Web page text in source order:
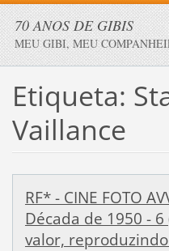
70 ANOS DE GIBIS
MEU GIBI, MEU
Etiqueta:
Vaillance
RF* - CINE FOTO
Década de 1950 -
valor,